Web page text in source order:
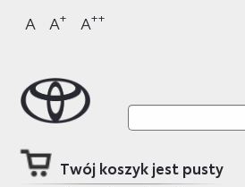
Sklep Toyota
do
nagłówka
do
bocznego
do
głównej
do
stopki
A A+ A++
Twój koszyk jest pusty